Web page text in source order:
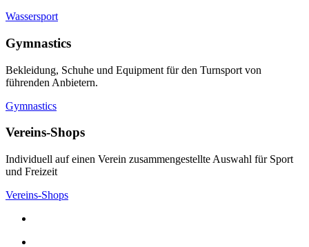
Wassersport
Gymnastics
Bekleidung, Schuhe und Equipment für den Turnsport von
führenden Anbietern.
Gymnastics
Vereins-Shops
Individuell auf einen Verein zusammengestellte Auswahl für Sport
und Freizeit
Vereins-Shops